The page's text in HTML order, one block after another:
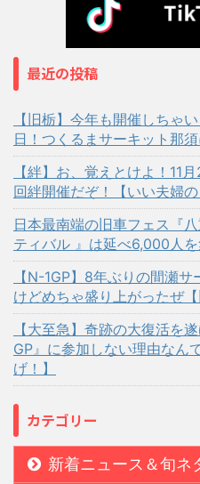
最近の投稿
【旧栃】今年も開催しちゃ
日！つくるまサーキット那
【絆】お、覚えとけよ！11
回絆開催だぞ！【いい夫婦の
日本最南端の旧車フェス『
ティバル 』は延べ6,000人
【N-1GP】8年ぶりの間瀬
けどめちゃ盛り上がったぜ【
【大至急】奇跡の大復活を
GP』に参加しない理由なん
げ！】
カテゴリー
新着ニュース＆旬ネ